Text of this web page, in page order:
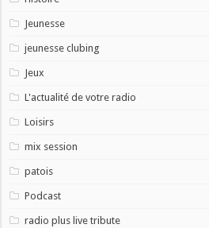
Jeunesse
jeunesse clubing
Jeux
L'actualité de votre radio
Loisirs
mix session
patois
Podcast
radio plus live tribute